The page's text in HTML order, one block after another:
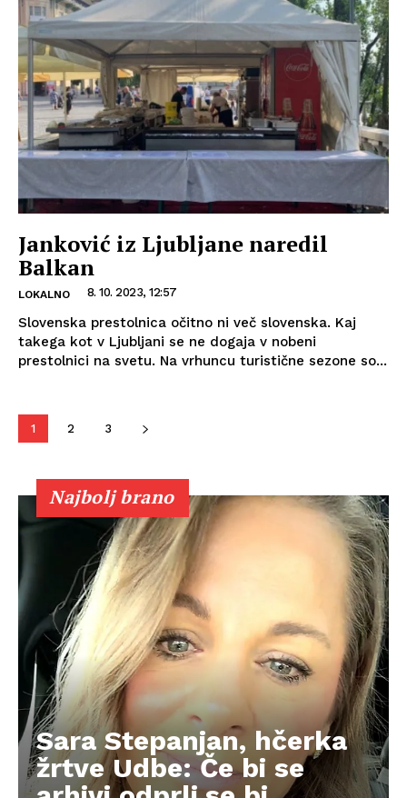
Janković iz Ljubljane naredil
Balkan
LOKALNO 8. 10. 2023, 12:57
Slovenska prestolnica očitno ni več slovenska. Kaj
takega kot v Ljubljani se ne dogaja v nobeni
prestolnici na svetu. Na vrhuncu turistične sezone so...
1 2 3
Najbolj brano
Sara Stepanjan, hčerka
žrtve Udbe: Če bi se